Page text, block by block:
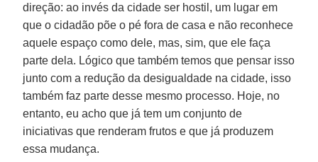
direção: ao invés da cidade ser hostil, um lugar em
que o cidadão põe o pé fora de casa e não reconhece
aque­le espaço como dele, mas, sim, que ele fa­ça
parte dela. Lógico que também temos que pensar isso
junto com a redução da desigualdade na cidade, isso
também faz parte desse mesmo processo. Hoje, no
entanto, eu acho que já tem um conjunto de
iniciativas que renderam frutos e que já produzem
essa mudança.